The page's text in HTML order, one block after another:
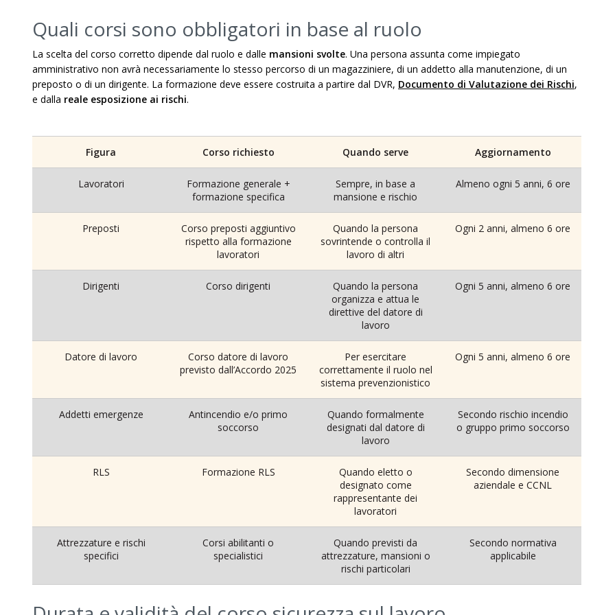
Quali corsi sono obbligatori in base al ruolo
La scelta del corso corretto dipende dal ruolo e dalle mansioni svolte. Una persona assunta come impiegato
amministrativo non avrà necessariamente lo stesso percorso di un magazziniere, di un addetto alla manutenzione, di un
preposto o di un dirigente. La formazione deve essere costruita a partire dal DVR, Documento di Valutazione dei Rischi,
e dalla reale esposizione ai rischi.
Figura Corso richiesto Quando serve Aggiornamento
Lavoratori
Formazione generale +
formazione specifica
Sempre, in base a
mansione e rischio
Almeno ogni 5 anni, 6 ore
Preposti
Corso preposti aggiuntivo
rispetto alla formazione
lavoratori
Quando la persona
sovrintende o controlla il
lavoro di altri
Ogni 2 anni, almeno 6 ore
Dirigenti Corso dirigenti
Quando la persona
organizza e attua le
direttive del datore di
lavoro
Ogni 5 anni, almeno 6 ore
Datore di lavoro
Corso datore di lavoro
previsto dall’Accordo 2025
Per esercitare
correttamente il ruolo nel
sistema prevenzionistico
Ogni 5 anni, almeno 6 ore
Addetti emergenze
Antincendio e/o primo
soccorso
Quando formalmente
designati dal datore di
lavoro
Secondo rischio incendio
o gruppo primo soccorso
RLS Formazione RLS
Quando eletto o
designato come
rappresentante dei
lavoratori
Secondo dimensione
aziendale e CCNL
Attrezzature e rischi
specifici
Corsi abilitanti o
specialistici
Quando previsti da
attrezzature, mansioni o
rischi particolari
Secondo normativa
applicabile